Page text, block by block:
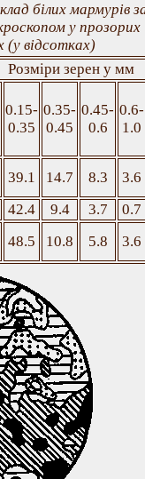
білих мармурів
у прозорих
(у відсотках)
Розміри зерен у мм
0.15-
0.35
0.35-
0.45
0.45-
0.6
0.6-
1.0
39.1 14.7 8.3
3.6
42.4 9.4 3.7
0.7
48.5 10.8 5.8 3.6